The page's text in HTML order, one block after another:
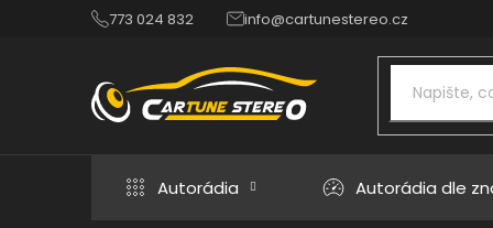
773 024 832 info@cartunestereo.cz
Autorádia Autorádia dle